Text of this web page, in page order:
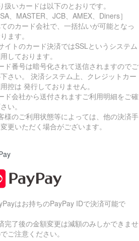
扱いカードは以下のとおりです。
、MASTER、JCB、AMEX、Diners］
のカード会社で、一括払いが可能となっ
ます。
イトのカード決済ではSSLというシステム
しております。
ド番号は暗号化されて送信されますのでご
さい。 決済システム上、クレジットカー
用控は 発行しておりません。
ド会社から送付されますご利用明細をご確
い。
様のご利用状態等によっては、他の決済手
更いただく場合がございます。
はお持ちのPayPay IDで決済可能で
完了後の金額変更は減額のみしかできませ
ご注意ください。